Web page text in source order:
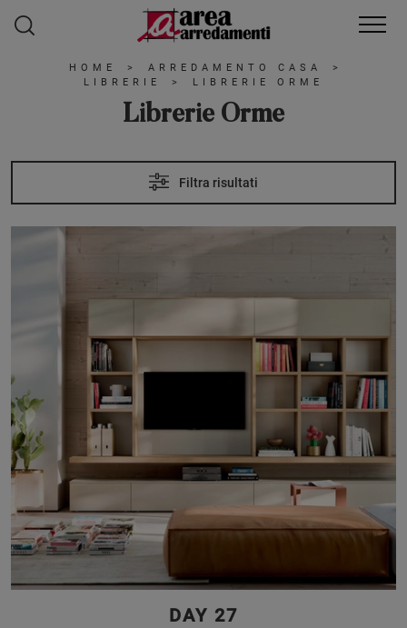
HOME > ARREDAMENTO CASA
>
LIBRERIE
> LIBRERIE ORME
Librerie Orme
Filtra risultati
DAY 27